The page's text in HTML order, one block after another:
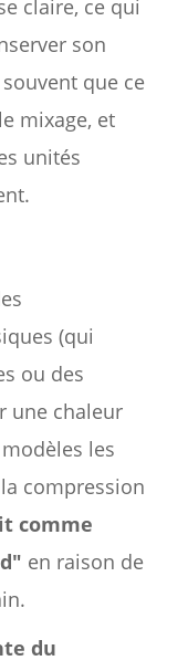
claire, ce qui
son
que ce
mixage, et
unités
(qui
ou des
une chaleur
les
compression
comme
en raison de
du